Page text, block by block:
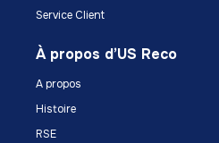
Service Client
À propos d’US Reco
A propos
Histoire
RSE